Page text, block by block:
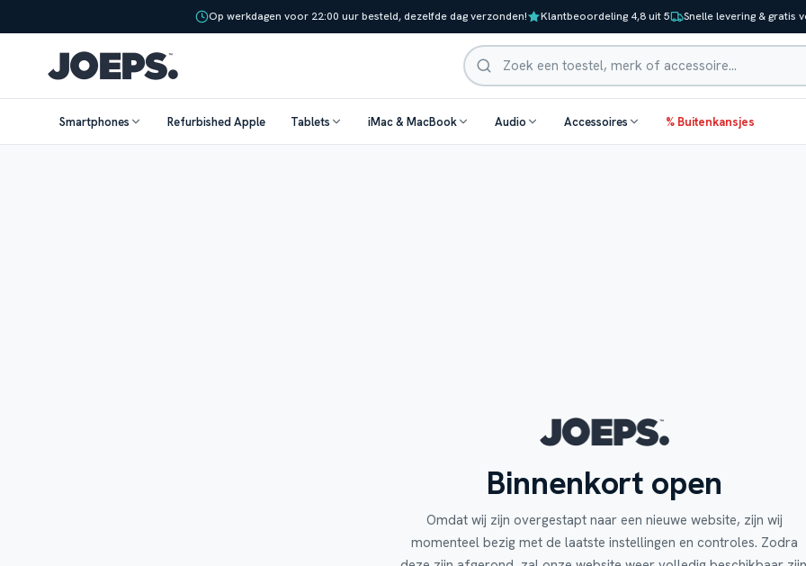
Op werkdagen voor 22:00 uur besteld, dezelfde dag verzonden! Klantbeoordeling 4,8 uit 5 Snelle levering & gratis
Zoeken
Smartphones Refurbished Apple Tablets iMac & MacBook Audio Accessoires % Buitenkansjes
Binnenkort open
Omdat wij zijn overgestapt naar een nieuwe website, zijn wij
momenteel bezig met de laatste instellingen en controles. Zodra